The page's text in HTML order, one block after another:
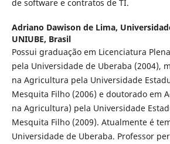
de software e contratos de TI.
Adriano Dawison de Lima,
UNIUBE, Brasil
Possui graduação em Licenciatura
pela Universidade de Uberaba (2004),
na Agricultura pela Universidade
Mesquita Filho (2006) e doutorado em
na Agricultura) pela Universidade
Mesquita Filho (2009). Atualmente é
Universidade de Uberaba. Professor